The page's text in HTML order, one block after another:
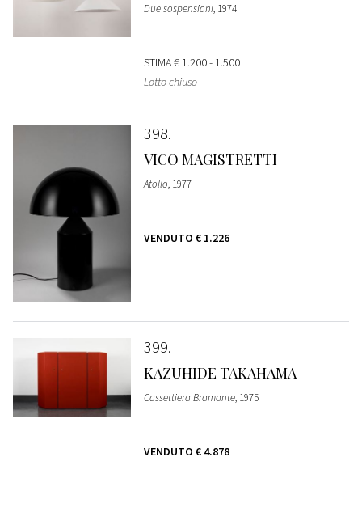
Due sospensioni, 1974
STIMA€ 1.200 - 1.500
Lotto chiuso
398
VICO MAGISTRETTI
Atollo, 1977
VENDUTO € 1.226
399
KAZUHIDE TAKAHAMA
Cassettiera Bramante, 1975
VENDUTO € 4.878